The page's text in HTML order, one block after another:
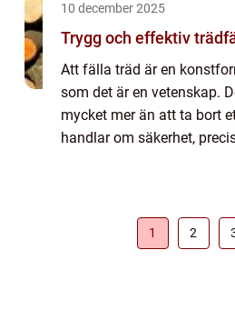
10 december 2025
Trygg och effektiv
Att fälla träd är en
som det är en vetenskap.
mycket mer än att ta bort
handlar om säkerhet,
1 2